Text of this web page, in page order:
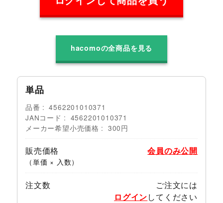
hacomoの全商品を見る
単品
品番
4562201010371
JANコード
4562201010371
メーカー希望小売価格
300円
販売価格
（単価 × 入数）
会員のみ公開
注文数
ご注文には
ログインしてください